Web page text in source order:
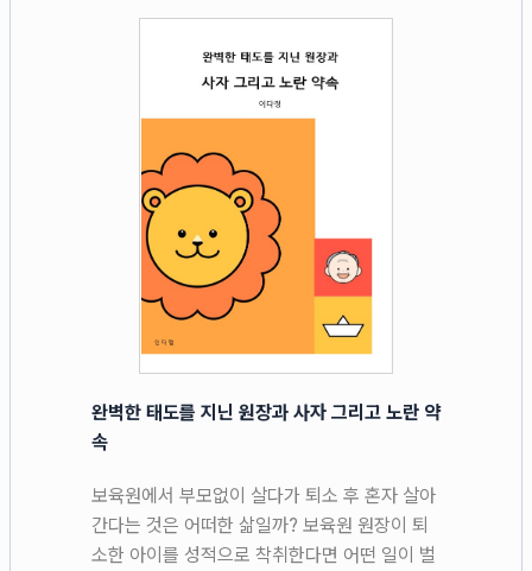
완벽한 태도를 지닌 원장과 사자 그리고 노란 약
속
보육원에서 부모없이 살다가 퇴소 후 혼자 살아
간다는 것은 어떠한 삶일까? 보육원 원장이 퇴
소한 아이를 성적으로 착취한다면 어떤 일이 벌